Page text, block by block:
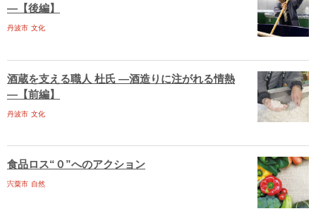
―【後編】
丹波市 文化
酒蔵を支える職人 杜氏 ―酒造りに注がれる情熱
―【前編】
丹波市 文化
食品ロス“０”へのアクション
宍粟市 自然